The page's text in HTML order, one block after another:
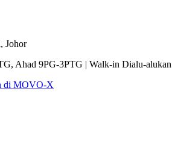
Johor
Ahad 9PG-3PTG | Walk-in Dialu-alukan
di MOVO-X